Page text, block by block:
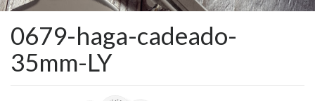
0679-haga-cadeado-
35mm-LY